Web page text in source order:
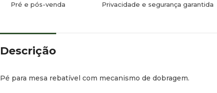
Pré e pós-venda Privacidade e segurança garantida
Descrição
Pé para mesa rebatível com mecanismo de dobragem.